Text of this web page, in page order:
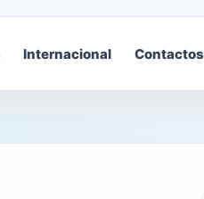
Internacional Contactos